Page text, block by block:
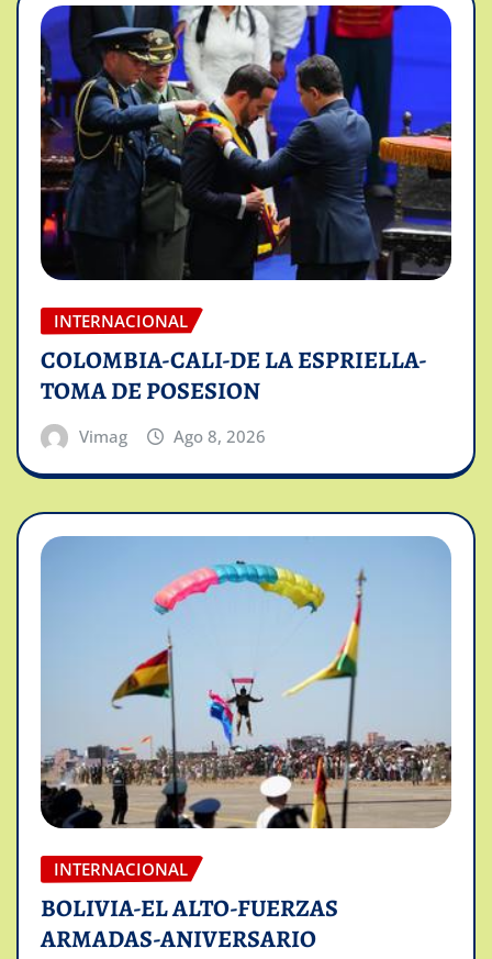
INTERNACIONAL
COLOMBIA-CALI-DE LA ESPRIELLA-
TOMA DE POSESION
Vimag Ago 8, 2026
INTERNACIONAL
BOLIVIA-EL ALTO-FUERZAS
ARMADAS-ANIVERSARIO